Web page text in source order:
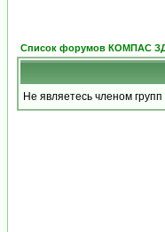
Список форумов КОМПАС
Не являетесь членом групп